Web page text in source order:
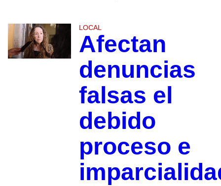
LOCAL
Afectan
denuncias
falsas el
debido
proceso e